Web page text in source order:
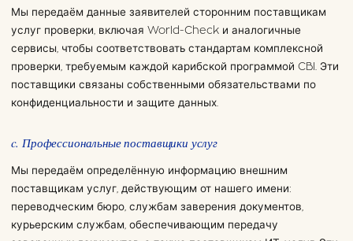
Мы передаём данные заявителей сторонним поставщикам
услуг проверки, включая World-Check и аналогичные
сервисы, чтобы соответствовать стандартам комплексной
проверки, требуемым каждой карибской программой CBI. Эти
поставщики связаны собственными обязательствами по
конфиденциальности и защите данных.
c. Профессиональные поставщики услуг
Мы передаём определённую информацию внешним
поставщикам услуг, действующим от нашего имени:
переводческим бюро, службам заверения документов,
курьерским службам, обеспечивающим передачу